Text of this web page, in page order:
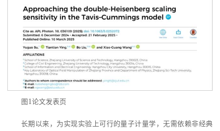
图 1 论文发表页
长期以来，为实现实验上可行的量子计量学，无需依赖非经典